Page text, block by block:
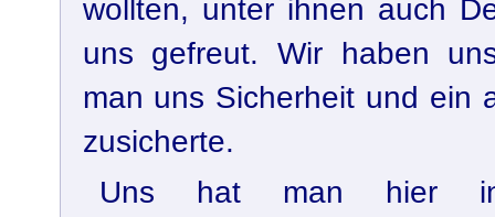
wollten, unter ihnen auch
uns gefreut. Wir haben
man uns Sicherheit und ein
zusicherte.
Uns hat man hier in